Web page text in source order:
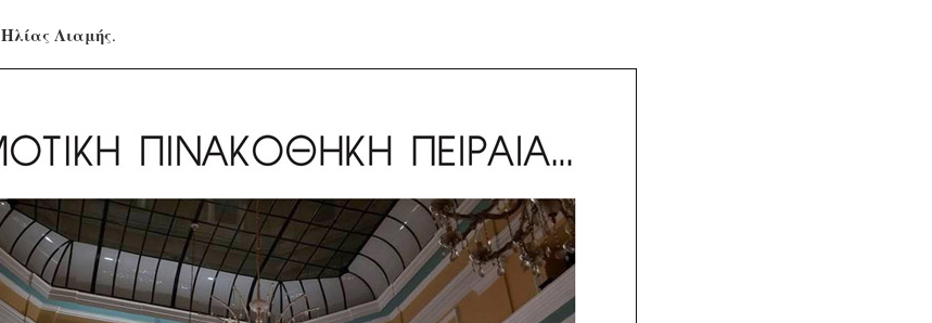
Ηλίας Λιαμής.